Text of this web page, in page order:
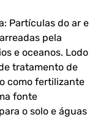
Partículas do ar e
pela
e oceanos. Lodo
tratamento de
como fertilizante
fonte
o solo e águas